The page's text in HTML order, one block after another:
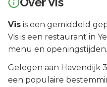
Vis is een gemiddeld
Vis is een restaurant in
menu en openingstijden.
Gelegen aan Havendijk
een populaire